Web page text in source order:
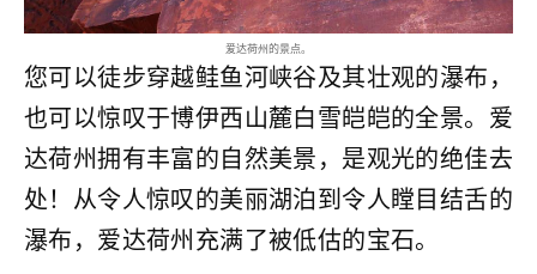
爱达荷州的景点。
您可以徒步穿越鲑鱼河峡谷及其壮观的瀑布，
也可以惊叹于博伊西山麓白雪皑皑的全景。爱
达荷州拥有丰富的自然美景，是观光的绝佳去
处！从令人惊叹的美丽湖泊到令人瞠目结舌的
瀑布，爱达荷州充满了被低估的宝石。